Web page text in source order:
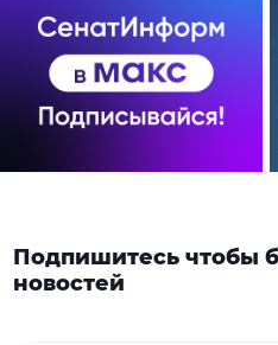
Подпишитесь чтобы
новостей